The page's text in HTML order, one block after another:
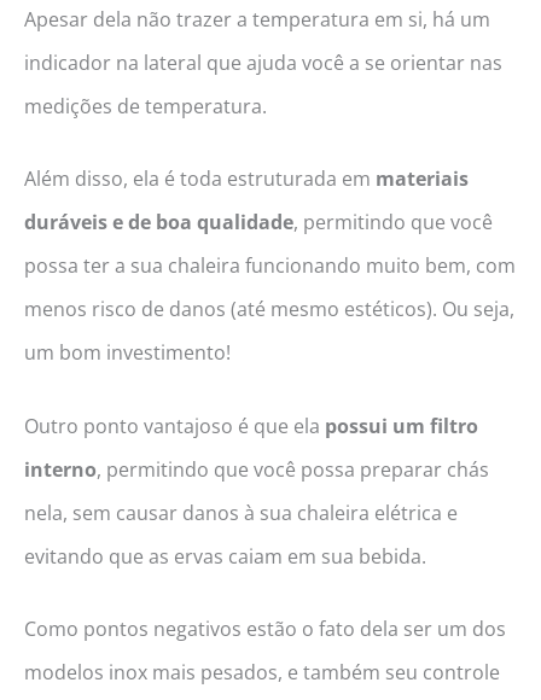
Apesar dela não trazer a temperatura em si, há um
indicador na lateral que ajuda você a se orientar nas
medições de temperatura.
Além disso, ela é toda estruturada em materiais
duráveis e de boa qualidade, permitindo que você
possa ter a sua chaleira funcionando muito bem, com
menos risco de danos (até mesmo estéticos). Ou seja,
um bom investimento!
Outro ponto vantajoso é que ela possui um filtro
interno, permitindo que você possa preparar chás
nela, sem causar danos à sua chaleira elétrica e
evitando que as ervas caiam em sua bebida.
Como pontos negativos estão o fato dela ser um dos
modelos inox mais pesados, e também seu controle